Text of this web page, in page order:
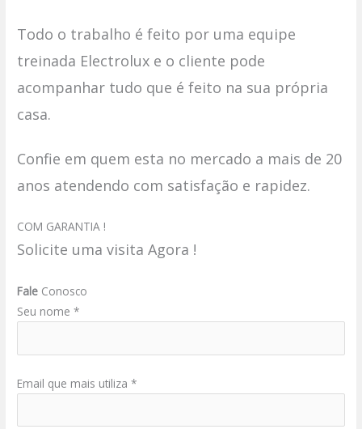
Todo o trabalho é feito por uma equipe
treinada Electrolux e o cliente pode
acompanhar tudo que é feito na sua própria
casa.
Confie em quem esta no mercado a mais de 20
anos atendendo com satisfação e rapidez.
COM GARANTIA !
Solicite uma visita Agora !
Fale Conosco
Seu nome *
Email que mais utiliza *